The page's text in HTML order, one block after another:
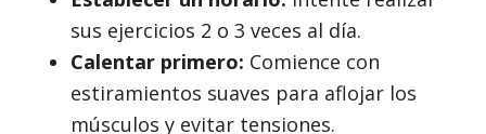
sus ejercicios 2 o 3 veces al día.
Calentar primero: Comience con
estiramientos suaves para aflojar los
músculos y evitar tensiones.